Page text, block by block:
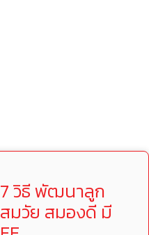
7 วิธี พัฒนาลูก
สมวัย สมองดี มี